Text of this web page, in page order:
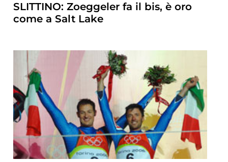
SLITTINO: Zoeggeler fa il bis, è oro
come a Salt Lake